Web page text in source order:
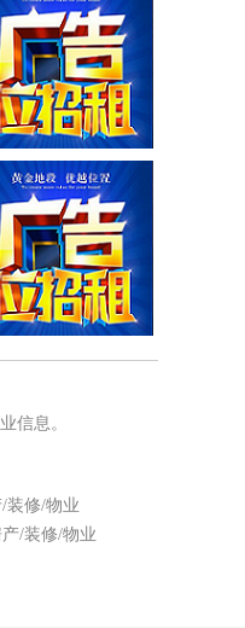
信息。
装修/物业
/装修/物业